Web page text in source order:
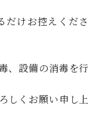
だけお控えくださ
、設備の消毒を行
しくお願い申し上